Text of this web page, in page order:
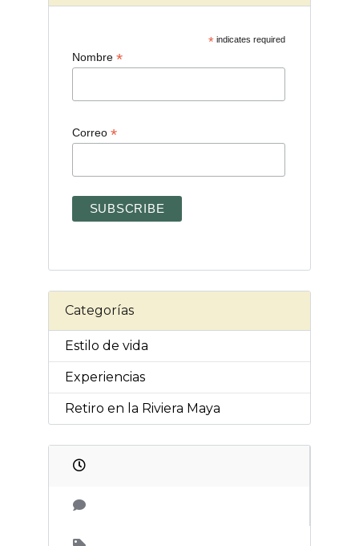
*indicates required
Nombre *
Correo *
Categorías
Estilo de vida
Experiencias
Retiro en la Riviera Maya